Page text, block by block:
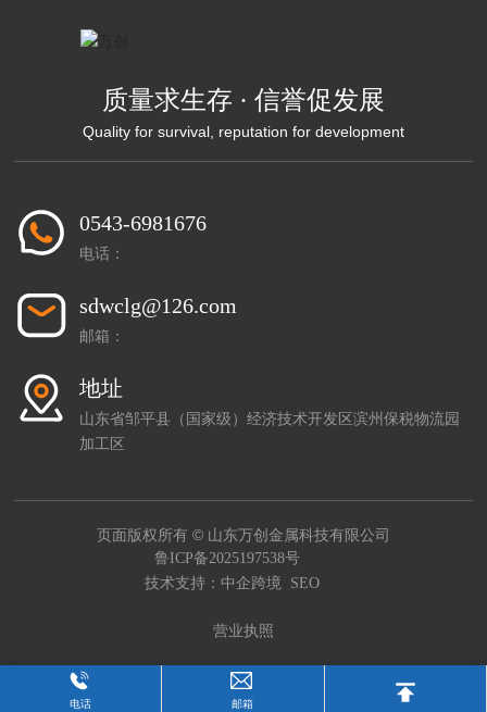
质量求生存 · 信誉促发展
Quality for survival, reputation for development
0543-6981676
电话：
sdwclg@126.com
邮箱：
地址
山东省邹平县（国家级）经济技术开发区滨州保税物流园
加工区
页面版权所有 © 山东万创金属科技有限公司
鲁ICP备2025197538号
技术支持：中企跨境
SEO
营业执照
电话 邮箱